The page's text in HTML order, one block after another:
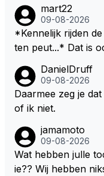
mart22
09-08-2026
*Kennelijk rijden
ten peut...* Dat is ook zo en na afloop wordt er gec
zitten. Om die
e hoort soms ook
n sparen als de
door die 1 liter te
e ronden achter SC
SC moet er na
DanielDruff
09-08-2026
Daarmee zeg je
of ik niet.
jamamoto
09-08-2026
Wat hebben julle
ie?? Wij hebben